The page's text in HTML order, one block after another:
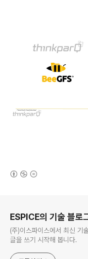
ESPICE의 기술 블로
(주)이스파이스에서 최신 기
글을 쓰기 시작해 봅니다.